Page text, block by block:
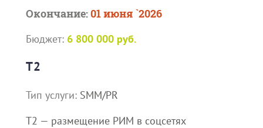
Окончание:01 июня `2026
Бюджет: 6 800 000 руб.
T2
Тип услуги: SMM/PR
T2 — размещение РИМ в соцсетях